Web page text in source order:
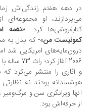
دهه هفتم زندگی‌اش زمانی که
او مجموعه‌ای از
کرد- «نغمه امریکایی
من»- که بدل به محصولی
امریکایی شد اما
2006 آغاز کرد؛
را منتشر می‌کرد که نه
بودند نه نظارتی
ویرانگری سن و مرگ‌ومیر و
حرفه‌اش بود.